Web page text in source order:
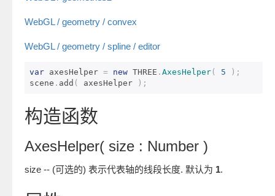
WebGL / geometry / convex
WebGL / geometry / spline / editor
var axesHelper = new THREE . AxesHelper( 5
);
scene . add ( axesHelper );
构造函数
AxesHelper( size : Number )
size -- (可选的) 表示代表轴的线段长度. 默认为 1.